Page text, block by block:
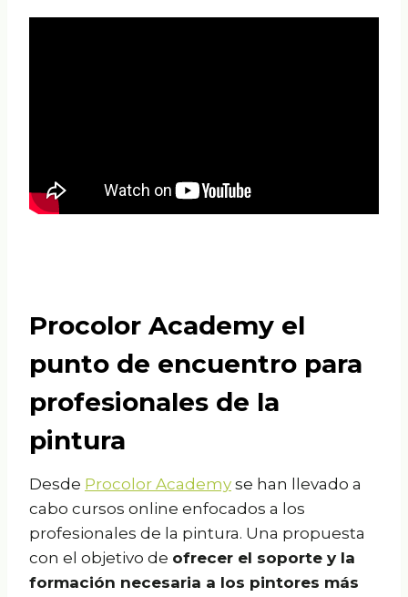
Procolor Academy el
punto de encuentro para
profesionales de la
pintura
Desde Procolor Academy se han llevado a
cabo cursos online enfocados a los
profesionales de la pintura. Una propuesta
con el objetivo de ofrecer el soporte y la
formación necesaria a los pintores más